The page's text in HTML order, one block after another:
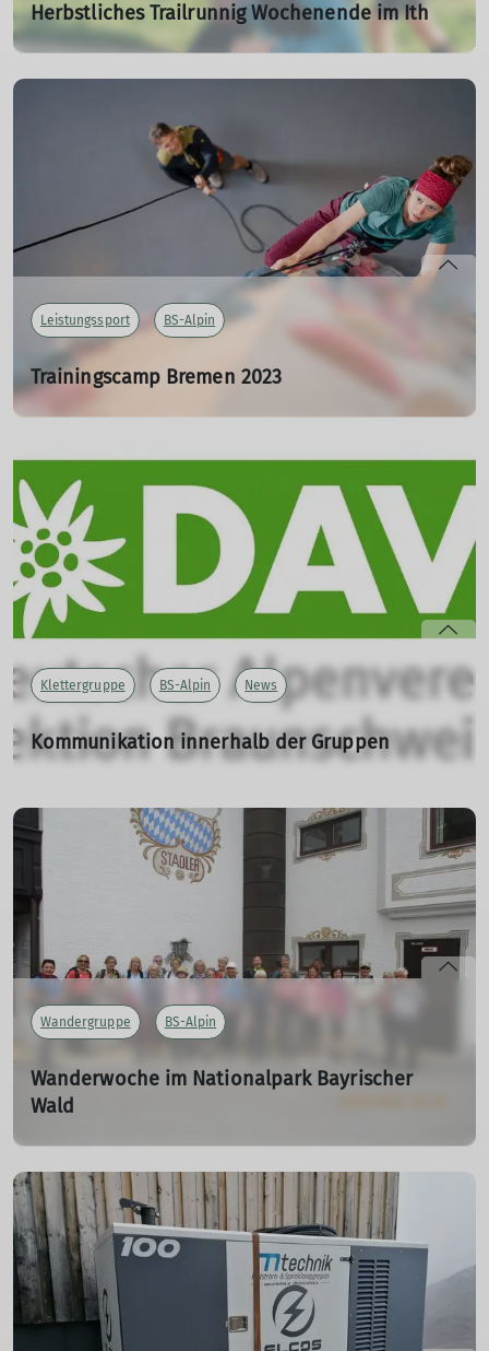
Herbstliches Trailrunnig Wochenende im Ith
18.10.2023
Die Gruppe Trailrunning war Mitte Oktober bei bestem
Leistungssport BS-Alpin
Trainingscamp Bremen 2023
10.12.2023
Klettergruppe BS-Alpin News
Kommunikation innerhalb der Gruppen
Gruppenmitglieder aufgepasst: E-Mails von der
Gruppenleitung landen oftmals im SPAM.
Wandergruppe BS-Alpin
Wanderwoche im Nationalpark Bayrischer
Wald
03.10.2023
Im Juni 2023 starteten 22 Mitglieder der Wandergruppe
zur Wanderwoche. Dass uns die Planung dieser Reise
drei Jahre beschäftigen sollte, damit hatten wir in den
Anfängen 2020 nicht gerechnet. Aufgrund Corona-
Auflagen in 2021 und Belegungsproblemen in 2022
musste die Reise bis in dieses Jahr verschoben werden.